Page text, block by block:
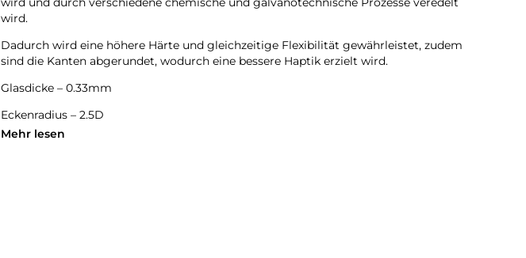
wird.
Dadurch wird eine höhere Härte und gleichzeitige Flexibilität gewährleistet, zudem
sind die Kanten abgerundet, wodurch eine bessere Haptik erzielt wird.
Glasdicke – 0.33mm
Eckenradius – 2.5D
Material Art Crystal Klar
Mehr lesen